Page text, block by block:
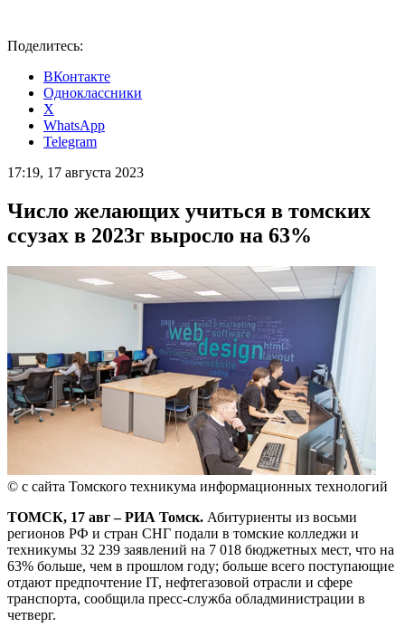
Поделитесь:
ВКонтакте
Одноклассники
X
WhatsApp
Telegram
17:19, 17 августа 2023
Число желающих учиться в томских
ссузах в 2023г выросло на 63%
© с сайта Томского техникума информационных технологий
ТОМСК, 17 авг – РИА Томск. Абитуриенты из восьми
регионов РФ и стран СНГ подали в томские колледжи и
техникумы 32 239 заявлений на 7 018 бюджетных мест, что на
63% больше, чем в прошлом году; больше всего поступающие
отдают предпочтение IT, нефтегазовой отрасли и сфере
транспорта, сообщила пресс-служба обладминистрации в
четверг.